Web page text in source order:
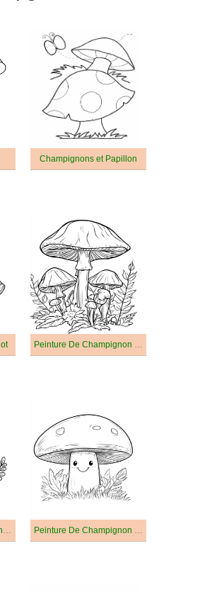
Champignons et Papillon
Peinture De Champignon Très Bien
Champignon Pour Les Enfants De 1 An Peinture De Champignon Facile